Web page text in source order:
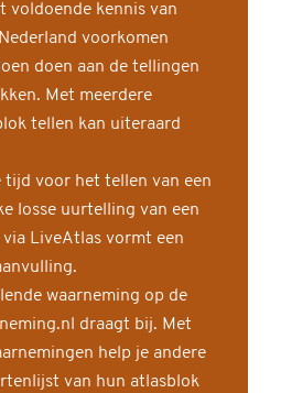
voldoende kennis van
voorkomen
doen aan de tellingen
Met meerdere
tellen kan uiteraard
tijd voor het tellen van een
losse uurtelling van een
LiveAtlas vormt een
waarneming op de
draagt bij. Met
help je andere
van hun atlasblok